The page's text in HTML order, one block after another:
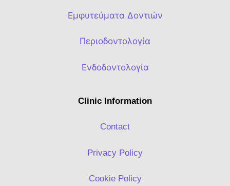
Εμφυτεύματα Δοντιών
Περιοδοντολογία
Ενδοδοντολογία
Clinic Information
Contact
Privacy Policy
Cookie Policy